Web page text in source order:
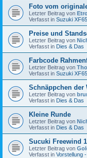
Foto vom
Letzter Beitrag von
Verfasst in Suzuki
Preise und
Letzter Beitrag von
Verfasst in Dies & Das
Farbcode
Letzter Beitrag von
Verfasst in Suzuki
Schnäppchen der
Letzter Beitrag von
Verfasst in Dies & Das
Kleine Runde
Letzter Beitrag von
Verfasst in Dies & Das
Sucuki Freewind
Letzter Beitrag von
Verfasst in Vorstellung -